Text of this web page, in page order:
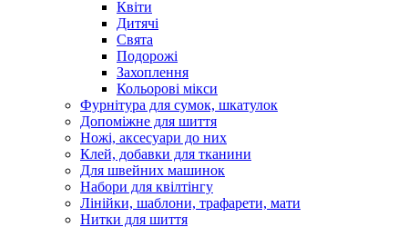
Квіти
Дитячі
Свята
Подорожі
Захоплення
Кольорові мікси
Фурнітура для сумок, шкатулок
Допоміжне для шиття
Ножі, аксесуари до них
Клей, добавки для тканини
Для швейних машинок
Набори для квілтінгу
Лінійки, шаблони, трафарети, мати
Нитки для шиття